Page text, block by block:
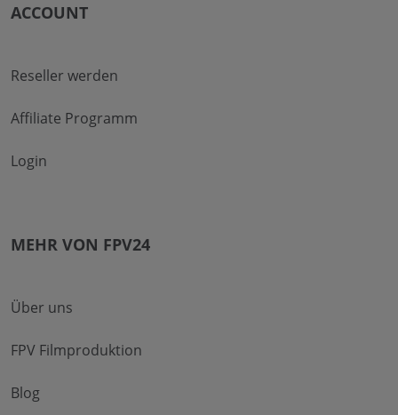
ACCOUNT
Reseller werden
Affiliate Programm
Login
MEHR VON FPV24
Über uns
FPV Filmproduktion
Blog